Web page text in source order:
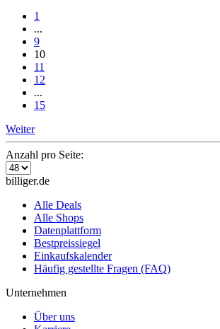
1
...
9
10
11
12
...
15
Weiter
Anzahl pro Seite:
billiger.de
Alle Deals
Alle Shops
Datenplattform
Bestpreissiegel
Einkaufskalender
Häufig gestellte Fragen (FAQ)
Unternehmen
Über uns